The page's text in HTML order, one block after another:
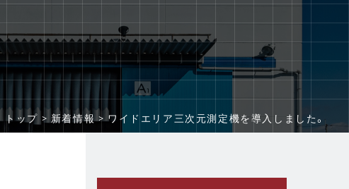
トップ > 新着情報 >ワイドエリア三次元測定機を導入しました。